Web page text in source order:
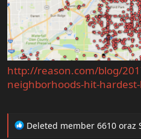
http://reason.com/blog/
neighborhoods-hit-
R
Deleted member 6610 oraz